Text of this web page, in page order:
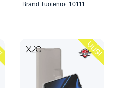
Brand Tuotenro: 10111
UUSI